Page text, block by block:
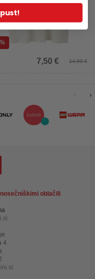
14,99 €
7,50 €
oblačili
4